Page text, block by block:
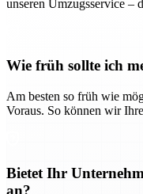
unseren Umzugsservice –
Wie früh sollte ich
Am besten so früh wie
Voraus. So können wir
Bietet Ihr
an?